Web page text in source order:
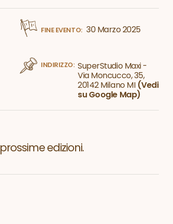
FINE EVENTO: 30 Marzo 2025
INDIRIZZO: SuperStudio Maxi -
Via Moncucco, 35,
20142 Milano MI (Vedi
su Google Map)
edizioni.